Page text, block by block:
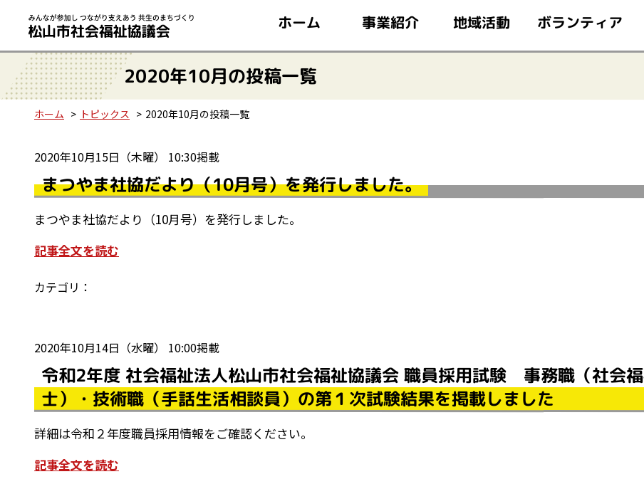
ホーム 事業紹介 地域活動 ボランティア
2020年10月の投稿一覧
ホーム トピックス 2020年10月の投稿一覧
2020年10月15日（木曜） 10:30掲載
まつやま社協だより（10月号）を発行しました。
まつやま社協だより（10月号）を発行しました。
記事全文を読む
カテゴリ：
2020年10月14日（水曜） 10:00掲載
令和2年度 社会福祉法人松山市社会福祉協議会 職員採用試験 事務職（社会
士）・技術職（手話生活相談員）の第１次試験結果を掲載しました
詳細は令和２年度職員採用情報をご確認ください。
記事全文を読む